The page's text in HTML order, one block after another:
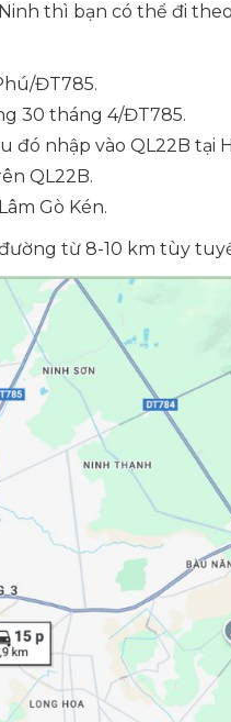
thì bạn có thể đi
ĐT785.
30 tháng 4/ĐT785.
nhập vào QL22B tại
QL22B.
Gò Kén.
từ 8-10 km tùy